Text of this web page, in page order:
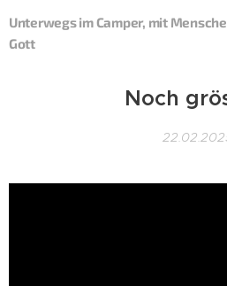
Unterwegs im Camper, mit
Gott
Noch